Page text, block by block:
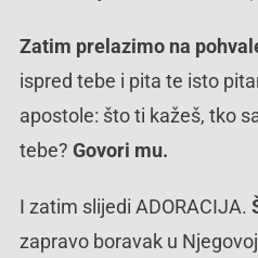
Zatim prelazimo na
ispred tebe i pita te isto
apostole: što ti kažeš, tko
tebe? Govori mu.
I zatim slijedi ADORACIJA.
zapravo boravak u